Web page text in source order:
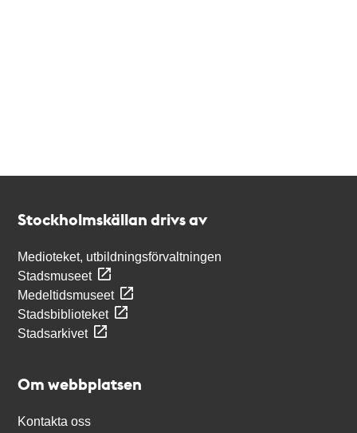
Stockholmskällan drivs av
Medioteket, utbildningsförvaltningen
Stadsmuseet
Medeltidsmuseet
Stadsbiblioteket
Stadsarkivet
Om webbplatsen
Kontakta oss